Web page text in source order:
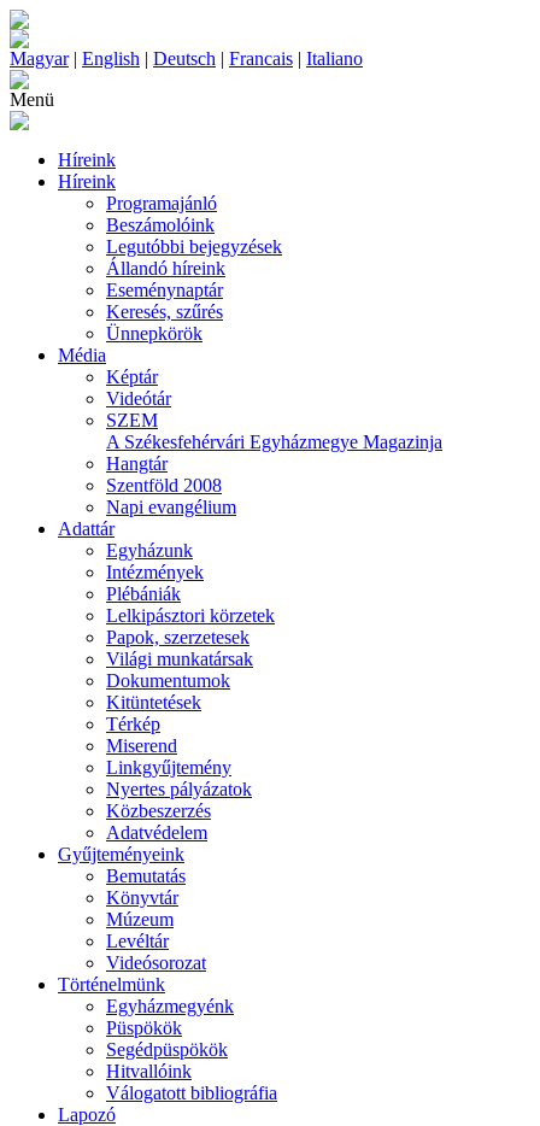
Magyar| English | Deutsch | Francais | Italiano
Menü
Híreink
Híreink
Programajánló
Beszámolóink
Legutóbbi bejegyzések
Állandó híreink
Eseménynaptár
Keresés, szűrés
Ünnepkörök
Média
Képtár
Videótár
SZEM
A Székesfehérvári Egyházmegye Magazinja
Hangtár
Szentföld 2008
Napi evangélium
Adattár
Egyházunk
Intézmények
Plébániák
Lelkipásztori körzetek
Papok, szerzetesek
Világi munkatársak
Dokumentumok
Kitüntetések
Térkép
Miserend
Linkgyűjtemény
Nyertes pályázatok
Közbeszerzés
Adatvédelem
Gyűjteményeink
Bemutatás
Könyvtár
Múzeum
Levéltár
Videósorozat
Történelmünk
Egyházmegyénk
Püspökök
Segédpüspökök
Hitvallóink
Válogatott bibliográfia
Lapozó